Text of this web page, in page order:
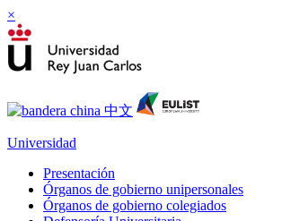
×
Universidad
Presentación
Órganos de gobierno unipersonales
Órganos de gobierno colegiados